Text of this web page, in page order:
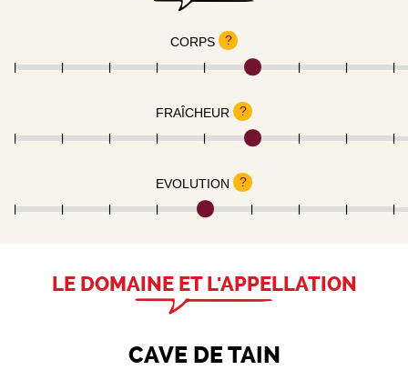
CORPS ?
FRAÎCHEUR ?
EVOLUTION ?
LE DOMAINE ET L'APPELLATION
CAVE DE TAIN